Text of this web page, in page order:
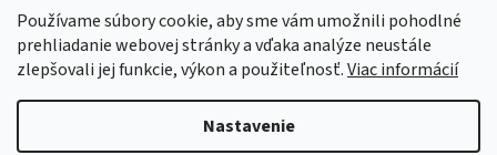
Používame súbory cookie, aby sme vám umožnili pohodlné
prehliadanie webovej stránky a vďaka analýze neustále
zlepšovali jej funkcie, výkon a použiteľnosť.Viac informácií
Nastavenie
Blog